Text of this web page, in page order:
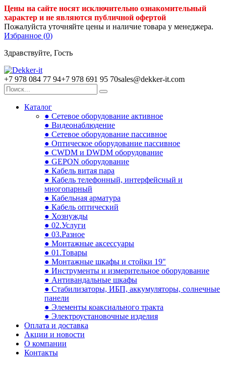
Цены на сайте носят исключительно ознакомительный
характер и не являются публичной офертой
Пожалуйста уточняйте цены и наличие товара у менеджера.
Избранное (0)
Здравствуйте, Гость
+7 978 084 77 94+7 978 691 95 70sales@dekker-it.com
Каталог
● Сетевое оборудование активное
● Видеонаблюдение
● Сетевое оборудование пассивное
● Оптическое оборудование пассивное
● CWDM и DWDM оборудование
● GEPON оборудование
● Кабель витая пара
● Кабель телефонный, интерфейсный и
многопарный
● Кабельная арматура
● Кабель оптический
● Хознужды
● 02.Услуги
● 03.Разное
● Монтажные аксессуары
● 01.Товары
● Монтажные шкафы и стойки 19"
● Инструменты и измерительное оборудование
● Антивандальные шкафы
● Стабилизаторы, ИБП, аккумуляторы, солнечные
панели
● Элементы коаксиального тракта
● Электроустановочные изделия
Оплата и доставка
Акции и новости
О компании
Контакты